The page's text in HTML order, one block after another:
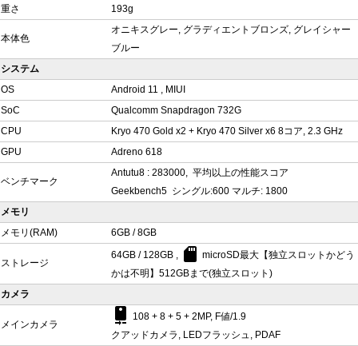
重さ
193g
本体色
オニキスグレー, グラディエントブロンズ, グレイシャー
ブルー
システム
OS
Android 11 , MIUI
SoC
Qualcomm Snapdragon 732G
CPU
Kryo 470 Gold x2 + Kryo 470 Silver x6 8コア, 2.3 GHz
GPU
Adreno 618
ベンチマーク
Antutu8 : 283000, 平均以上の性能スコア
Geekbench5 シングル:600 マルチ: 1800
メモリ
メモリ(RAM)
6GB / 8GB
ストレージ
64GB / 128GB , sd_card microSD最大【独立スロットかどう
かは不明】512GBまで(独立スロット)
カメラ
メインカメラ camera_rear
108 + 8 + 5 + 2MP, F値/1.9
クアッドカメラ, LEDフラッシュ, PDAF